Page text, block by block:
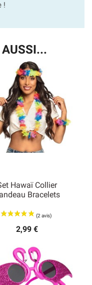
!
Hawaï Collier
Bracelets
2,99 €